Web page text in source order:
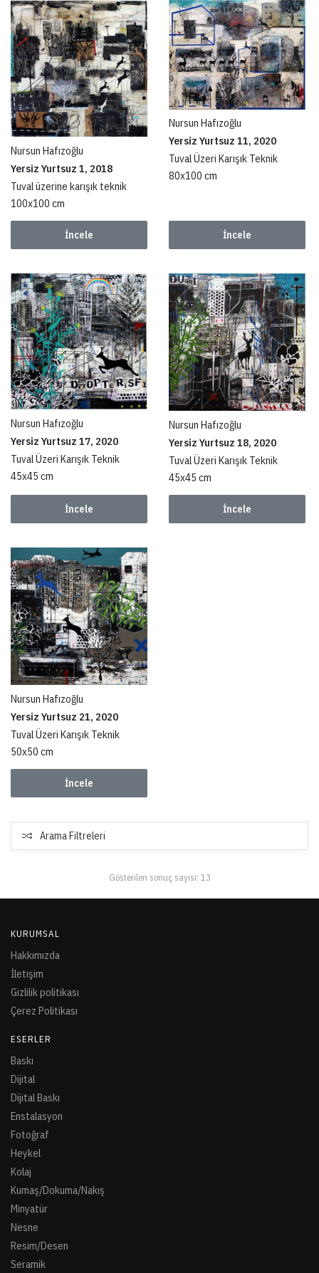
Nursun Hafızoğlu
Yersiz Yurtsuz 1, 2018
Tuval üzerine karışık teknik
100x100 cm
İncele
Nursun Hafızoğlu
Yersiz Yurtsuz 11, 2020
Tuval Üzeri Karışık Teknik
80x100 cm
İncele
Nursun Hafızoğlu
Yersiz Yurtsuz 17, 2020
Tuval Üzeri Karışık Teknik
45x45 cm
İncele
Nursun Hafızoğlu
Yersiz Yurtsuz 18, 2020
Tuval Üzeri Karışık Teknik
45x45 cm
İncele
Nursun Hafızoğlu
Yersiz Yurtsuz 21, 2020
Tuval Üzeri Karışık Teknik
50x50 cm
İncele
Arama Filtreleri
Gösterilen sonuç sayısı: 13
KURUMSAL
Hakkımızda
İletişim
Gizlilik politikası
Çerez Politikası
ESERLER
Baskı
Dijital
Dijital Baskı
Enstalasyon
Fotoğraf
Heykel
Kolaj
Kumaş/Dokuma/Nakış
Minyatür
Nesne
Resim/Desen
Seramik